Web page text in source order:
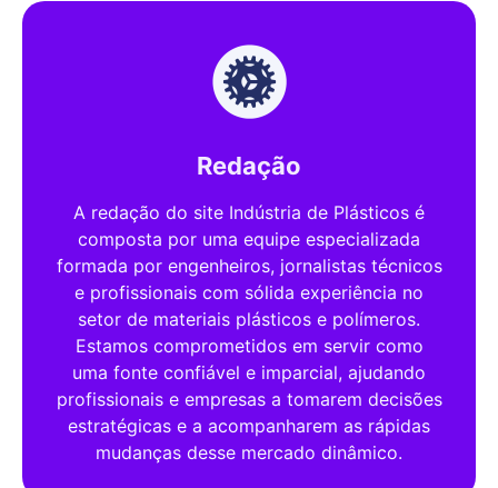
Redação
A redação do site Indústria de Plásticos é
composta por uma equipe especializada
formada por engenheiros, jornalistas técnicos
e profissionais com sólida experiência no
setor de materiais plásticos e polímeros.
Estamos comprometidos em servir como
uma fonte confiável e imparcial, ajudando
profissionais e empresas a tomarem decisões
estratégicas e a acompanharem as rápidas
mudanças desse mercado dinâmico.